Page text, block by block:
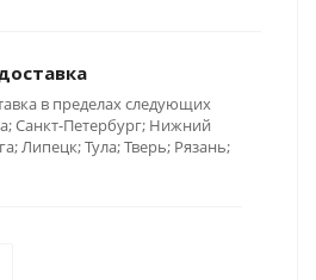
в пределах следующих
Санкт-Петербург; Нижний
Липецк; Тула; Тверь; Рязань;